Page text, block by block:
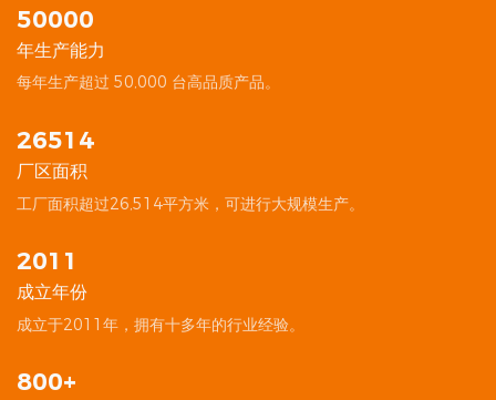
50000
年生产能力
︎每年生产超过 50,000 台高品质产品。
26514
厂区面积
︎工厂面积超过26,514平方米，可进行大规模生产。
2011
成立年份
︎成立于2011年，拥有十多年的行业经验。
800+